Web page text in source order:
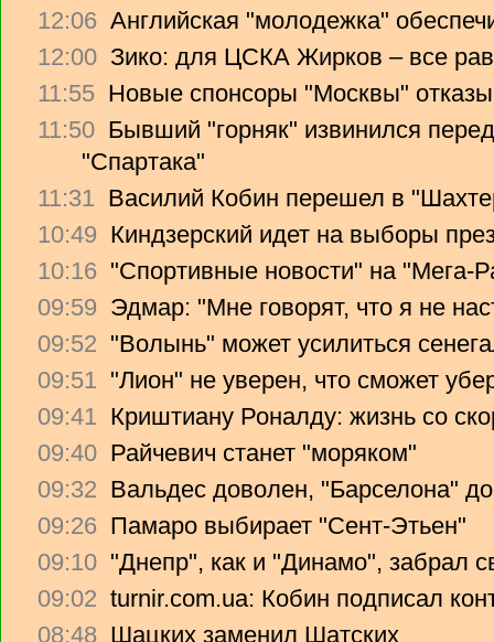
12:06 Английская "молодежка"
12:00 Зико: для ЦСКА Жирков – все
11:55 Новые спонсоры "Москвы"
11:50 Бывший "горняк" извинился
"Спартака"
11:31 Василий Кобин перешел в
10:49 Киндзерский идет на выборы
10:16 "Спортивные новости" на "Мега-
09:59 Эдмар: "Мне говорят, что я не
09:52 "Волынь" может усилиться
09:51 "Лион" не уверен, что сможет
09:41 Криштиану Роналду: жизнь со
09:40 Райчевич станет "моряком"
09:32 Вальдес доволен, "Барселона"
09:26 Памаро выбирает "Сент-Этьен"
09:10 "Днепр", как и "Динамо", забрал
09:02 turnir.com.ua: Кобин подписал
08:48 Шацких заменил Шатских